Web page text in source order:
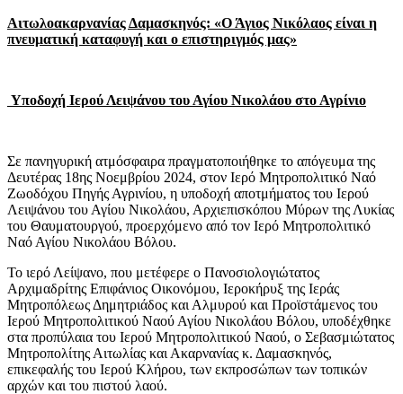
Αιτωλοακαρνανίας Δαμασκηνός: «Ο Άγιος Νικόλαος είναι η
πνευματική καταφυγή και ο επιστηριγμός μας»
Υποδοχή Ιερού Λειψάνου του Αγίου Νικολάου στο Αγρίνιο
Σε πανηγυρική ατμόσφαιρα πραγματοποιήθηκε το απόγευμα της
Δευτέρας 18ης Νοεμβρίου 2024, στον Ιερό Μητροπολιτικό Ναό
Ζωοδόχου Πηγής Αγρινίου, η υποδοχή αποτμήματος του Ιερού
Λειψάνου του Αγίου Νικολάου, Αρχιεπισκόπου Μύρων της Λυκίας
του Θαυματουργού, προερχόμενο από τον Ιερό Μητροπολιτικό
Ναό Αγίου Νικολάου Βόλου.
Το ιερό Λείψανο, που μετέφερε ο Πανοσιολογιώτατος
Αρχιμαδρίτης Επιφάνιος Οικονόμου, Ιεροκήρυξ της Ιεράς
Μητροπόλεως Δημητριάδος και Αλμυρού και Προϊστάμενος του
Ιερού Μητροπολιτικού Ναού Αγίου Νικολάου Βόλου, υποδέχθηκε
στα προπύλαια του Ιερού Μητροπολιτικού Ναού, ο Σεβασμιώτατος
Μητροπολίτης Αιτωλίας και Ακαρνανίας κ. Δαμασκηνός,
επικεφαλής του Ιερού Κλήρου, των εκπροσώπων των τοπικών
αρχών και του πιστού λαού.